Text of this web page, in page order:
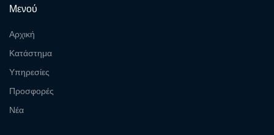
Μενού
Αρχική
Κατάστημα
Υπηρεσίες
Προσφορές
Νέα